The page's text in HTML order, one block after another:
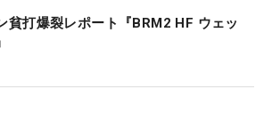
貧打爆裂レポート『BRM2 HF ウェッ